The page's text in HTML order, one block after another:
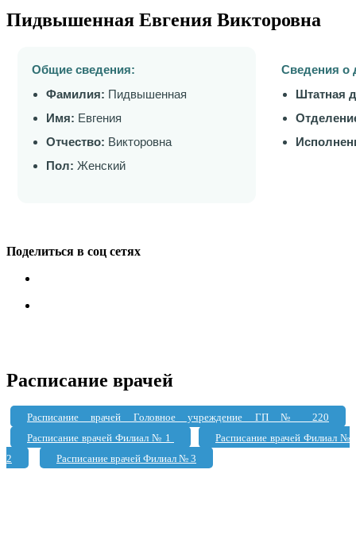
Пидвышенная Евгения Викторовна
Общие сведения:
Фамилия: Пидвышенная
Имя: Евгения
Отчество: Викторовна
Пол: Женский
Сведения о
Штатная
Поделиться в соц сетях
Расписание врачей
Расписание врачей Головное учреждение ГП № 220
Расписание врачей Филиал № 1
Расписание врачей Филиал №
2
Расписание врачей Филиал № 3